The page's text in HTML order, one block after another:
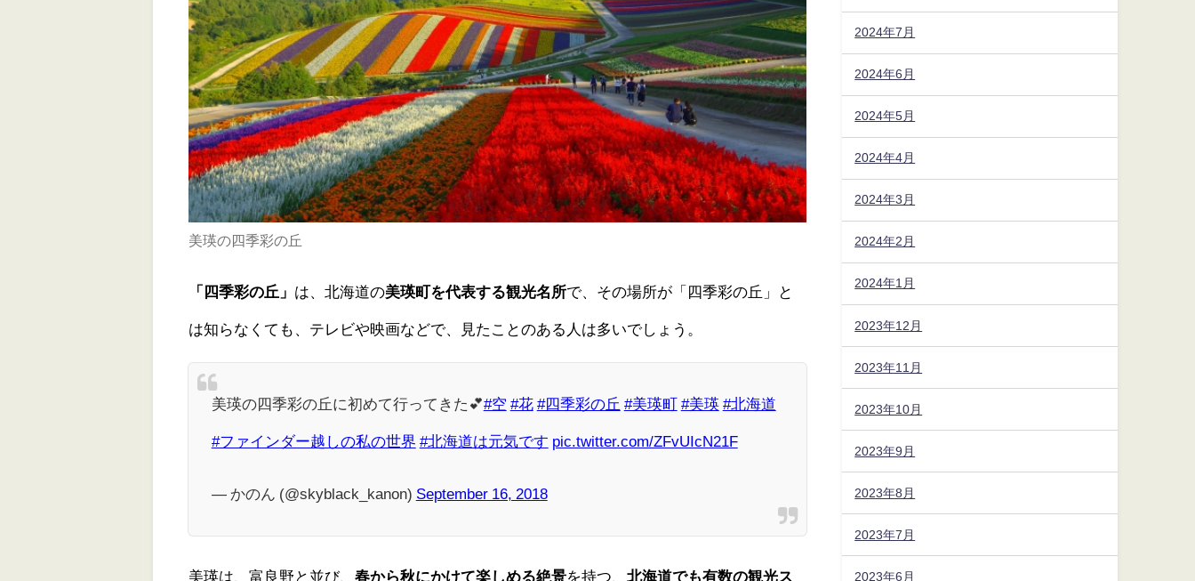
美瑛の四季彩の丘
「四季彩の丘」 は、北海道の美瑛町を代表する観光名所で、その場所が「四季彩の丘」と
は知らなくても、テレビや映画などで、見たことのある人は多いでしょう。
美瑛の四季彩の丘に初めて行ってきた💕#空 #花 #四季彩の丘 #美瑛町 #美瑛 #北海道
#ファインダー越しの私の世界 #北海道は元気です pic.twitter.com/ZFvUIcN21F
— かのん (@skyblack_kanon) September 16, 2018
美瑛は、富良野と並び、春から秋にかけて楽しめる絶景を持つ、北海道でも有数の観光ス
2024年7月
2024年6月
2024年5月
2024年4月
2024年3月
2024年2月
2024年1月
2023年12月
2023年11月
2023年10月
2023年9月
2023年8月
2023年7月
2023年6月